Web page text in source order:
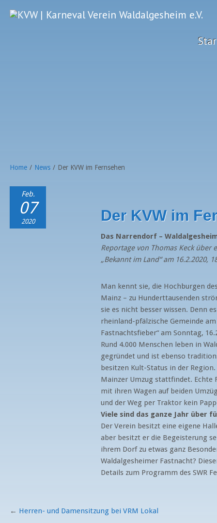
Home / News / Der KVW im Fernsehen
Feb.
07
2020 Der KVW im
Das Narrendorf –
Reportage von Thomas Keck über
„Bekannt im Land“ am 16.2.2020,
Man kennt sie, die Hochburgen
Mainz – zu Hunderttausenden
sie es nicht besser wissen. Denn
rheinland-pfälzische Gemeinde
Fastnachtsfieber“ am Sonntag,
Rund 4.000 Menschen leben in
gegründet und ist ebenso
besitzen Kult-Status in der
Mainzer Umzug stattfindet. Echte
mit ihren Wagen auf beiden
und der Weg per Traktor kein
Viele sind das ganze Jahr über
Der Verein besitzt eine eigene
aber besitzt er die Begeisterung
ihrem Dorf zu etwas ganz
Waldalgesheimer Fastnacht?
Details zum Programm des SWR
← Herren- und Damensitzung bei VRM Lokal